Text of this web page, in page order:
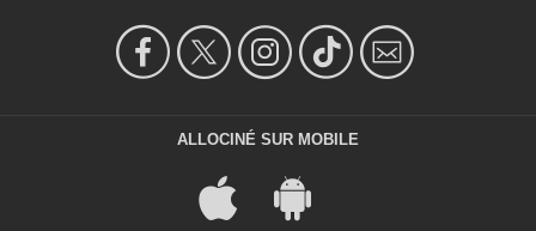
ALLOCINÉ SUR MOBILE